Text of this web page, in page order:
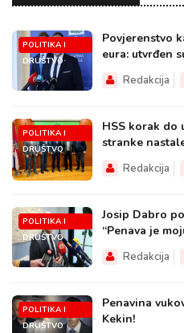
POLITIKA I
DRUŠTVO
Povjerenstvo
eura: utvrđen
Redakcija
POLITIKA I
DRUŠTVO
HSS korak do
stranke
Redakcija
POLITIKA I
DRUŠTVO
Josip Dabro
“Penava je
Redakcija
POLITIKA I
DRUŠTVO
Penavina
Kekin!